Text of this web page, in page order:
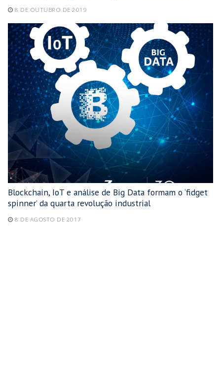
8 DE OUTUBRO DE 2019
Blockchain, IoT e análise de Big Data formam o ‘fidget
spinner’ da quarta revolução industrial
8 DE AGOSTO DE 2017